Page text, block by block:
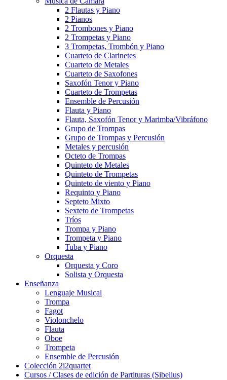
2 Flautas y Piano
2 Pianos
2 Trombones y Piano
2 Trompetas y Piano
3 Trompetas, Trombón y Piano
Cuarteto de Clarinetes
Cuarteto de Metales
Cuarteto de Saxofones
Saxofón Tenor y Piano
Cuarteto de Trompetas
Ensemble de Percusión
Flauta y Piano
Flauta, Saxofón Tenor y Marimba/Vibráfono
Grupo de Trompas
Grupo de Trompas y Percusión
Metales y percusión
Octeto de Trompas
Quinteto de Metales
Quinteto de Trompetas
Quinteto de viento y Piano
Requinto y Piano
Septeto Mixto
Sexteto de Trompetas
Tríos
Trompa y Piano
Trompeta y Piano
Tuba y Piano
Orquesta
Orquesta y Coro
Solista y Orquesta
Enseñanza
Lenguaje Musical
Trompa
Fagot
Violonchelo
Flauta
Oboe
Trompeta
Ensemble de Percusión
Colección 2i2quartet
Cursos / Clases de edición de Partituras (Sibelius)